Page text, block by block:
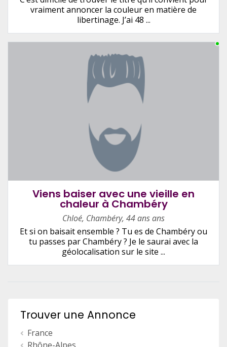
vraiment annoncer la couleur en matière de
libertinage. J’ai 48 ...
Viens baiser avec une vieille en
chaleur à Chambéry
Chloé, Chambéry, 44 ans ans
Et si on baisait ensemble ? Tu es de Chambéry ou
tu passes par Chambéry ? Je le saurai avec la
géolocalisation sur le site ...
Trouver une Annonce
France